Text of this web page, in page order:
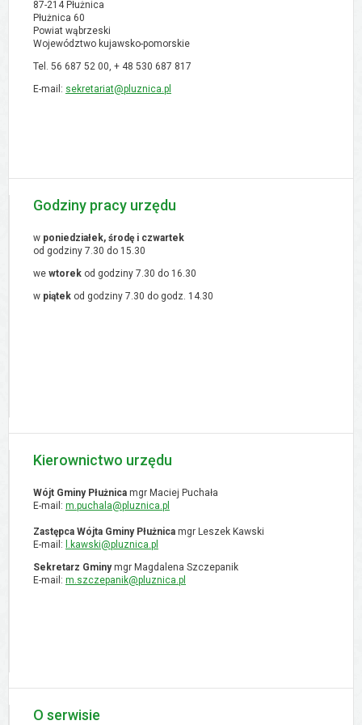
87-214 Płużnica
Płużnica 60
Powiat wąbrzeski
Województwo kujawsko-pomorskie
Tel. 56 687 52 00, + 48 530 687 817
E-mail: sekretariat@pluznica.pl
Godziny pracy urzędu
w poniedziałek, środę i czwartek
od godziny 7.30 do 15.30
we wtorek od godziny 7.30 do 16.30
w piątek od godziny 7.30 do godz. 14.30
Kierownictwo urzędu
Wójt Gminy Płużnica mgr Maciej Puchała
E-mail: m.puchala@pluznica.pl
Zastępca Wójta Gminy Płużnica mgr Leszek Kawski
E-mail: l.kawski@pluznica.pl
Sekretarz Gminymgr Magdalena Szczepanik
E-mail: m.szczepanik@pluznica.pl
O serwisie